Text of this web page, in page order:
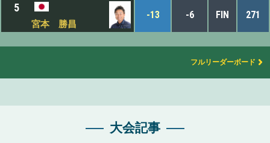
5
宮本 勝昌
-13 -6 FIN 271
フルリーダーボード
大会記事